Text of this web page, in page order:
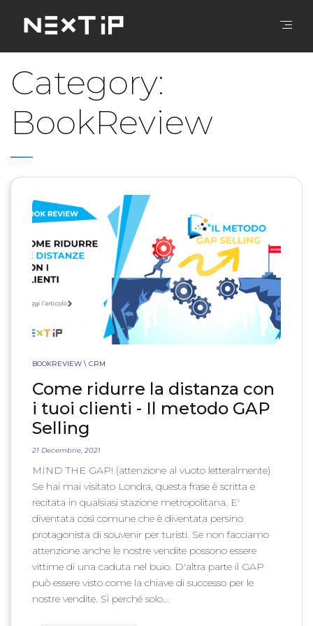
Category:
BookReview
BOOKREVIEW \ CRM
Come ridurre la distanza con
i tuoi clienti - Il metodo GAP
Selling
21 Decembrie, 2021
MIND THE GAP! (attenzione al vuoto letteralmente)
Se hai mai visitato Londra, questa frase è scritta e
recitata in qualsiasi stazione metropolitana. E'
diventata così comune che è diventata persino
protagonista di souvenir per turisti. Se non facciamo
attenzione anche le nostre vendite possono essere
vittime di una caduta nel buio. D'altra parte il GAP
può essere visto come la chiave di successo per le
nostre vendite. Sì perché solo...